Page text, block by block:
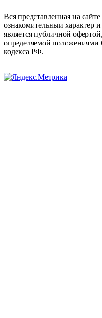
Вся представленная на
ознакомительный характер
является публичной офертой,
определяемой положениями
кодекса РФ.